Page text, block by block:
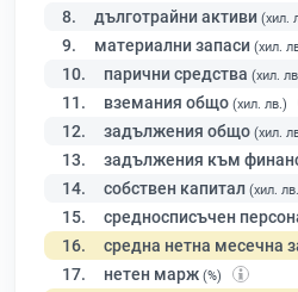
8. дълготрайни активи (хил.
9. материални запаси (хил.
10. парични средства (хил.
11. вземания общо (хил. лв.)
12. задължения общо (хил.
13. задължения към
14. собствен капитал (хил.
15. средносписъчен
16. средна нетна месечна
17. нетен марж (%)